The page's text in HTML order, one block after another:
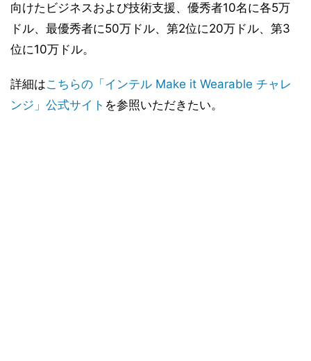
向けたビジネスおよび技術支援、優秀者10名に各5万
ドル、最優秀者に50万ドル、第2位に20万ドル、第3
位に10万ドル。
詳細はこちらの「インテル Make it Wearable チャレ
ンジ」公式サイト を参照いただきたい。